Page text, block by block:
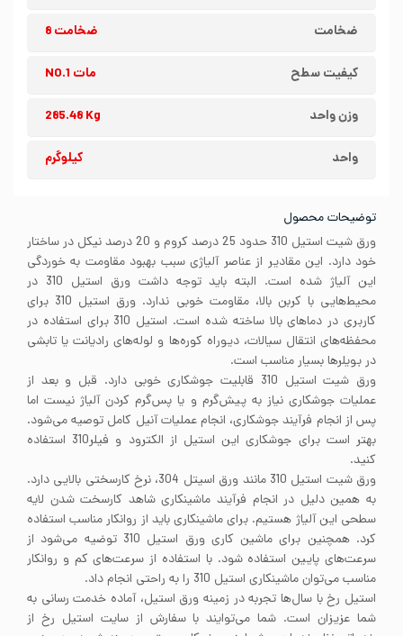
ضخامت ضخامت 8
کیفیت سطح مات NO.1
وزن واحد 285.48 Kg
واحد کیلوگرم
توضیحات محصول
ورق شیت استیل 310 حدود 25 درصد کروم و 20 درصد نیکل در ساختار
خود دارد. این مقادیر از عناصر آلیاژی سبب بهبود مقاومت به خوردگی
این آلیاژ شده است. البته باید توجه داشت ورق استیل 310 در
محیط‌هایی با کربن بالا، مقاومت خوبی ندارد. ورق استیل 310 برای
کاربری در دماهای بالا ساخته شده است. استیل 310 برای استفاده در
محفظه‌های انتقال سیالات، دیوراه کوره‌ها و لوله‌های رادیانت یا تابشی
در بویلرها بسیار مناسب است.
ورق شیت استیل 310 قابلیت جوشکاری خوبی دارد. قبل و بعد از
عملیات جوشکاری نیاز به پیش‌گرم و یا پس‌گرم کردن آلیاژ نیست اما
پس از انجام فرآیند جوشکاری، انجام عملیات آنیل کامل توصیه می‌شود.
بهتر است برای جوشکاری این استیل از الکترود و فیلر310 استفاده
کنید.
ورق شیت استیل 310 مانند ورق اسیتل 304، نرخ کارسختی بالایی دارد.
به همین دلیل در انجام فرآیند ماشینکاری شاهد کارسخت شدن لایه
سطحی این آلیاژ هستیم. برای ماشینکاری باید از روانکار مناسب استفاده
کرد. همچنین برای ماشین کاری ورق استیل 310 توضیه می‌شود از
سرعت‌های پایین استفاده شود. با استفاده از سرعت‌های کم و روانکار
مناسب می‌توان ماشینکاری استیل 310 را به راحتی انجام داد.
استیل رخ با سال‌ها تجربه در زمینه ورق استیل، آماده خدمت رسانی به
شما عزیزان است. شما می‌توایند با سفارش از سایت استیل رخ از